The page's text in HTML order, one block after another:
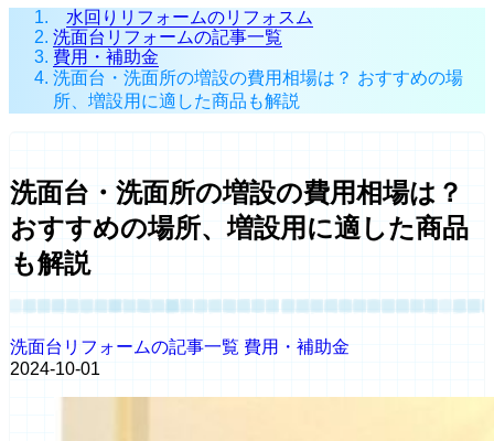
水回りリフォームのリフォスム
洗面台リフォームの記事一覧
費用・補助金
洗面台・洗面所の増設の費用相場は？ おすすめの場
所、増設用に適した商品も解説
洗面台・洗面所の増設の費用相場は？
おすすめの場所、増設用に適した商品
も解説
洗面台リフォームの記事一覧 費用・補助金
2024-10-01